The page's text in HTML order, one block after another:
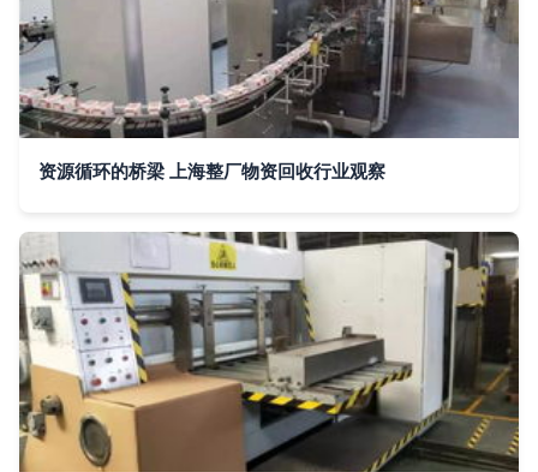
资源循环的桥梁 上海整厂物资回收行业观察